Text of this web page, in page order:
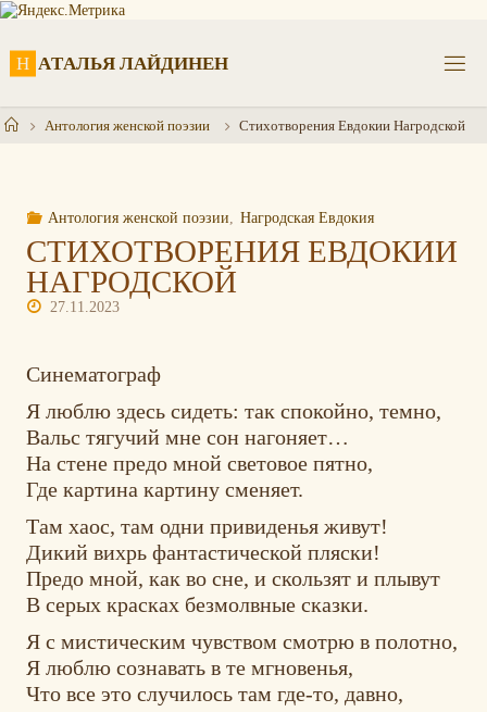
Перейти
Н АТАЛЬЯ ЛАЙДИНЕН
ГлавнаяАнтология женской поэзии Стихотворения Евдокии Нагродской
Антология женской поэзии Нагродская Евдокия
СТИХОТВОРЕНИЯ ЕВДОКИИ
НАГРОДСКОЙ
27.11.2023
Синематограф
Я люблю здесь сидеть: так спокойно, темно,
Вальс тягучий мне сон нагоняет…
На стене предо мной световое пятно,
Где картина картину сменяет.
Там хаос, там одни привиденья живут!
Дикий вихрь фантастической пляски!
Предо мной, как во сне, и скользят и плывут
В серых красках безмолвные сказки.
Я с мистическим чувством смотрю в полотно,
Я люблю сознавать в те мгновенья,
Что все это случилось там где-то, давно,